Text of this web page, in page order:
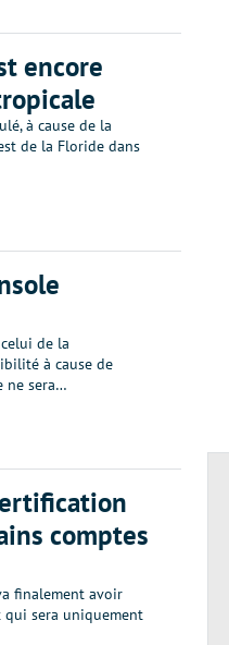
encore
à cause de la
de la Floride dans
de la
à cause de
ne sera…
comptes
finalement avoir
sera uniquement